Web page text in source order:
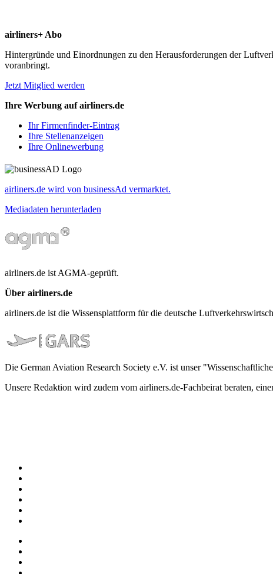
airliners+ Abo
Hintergründe und Einordnungen zu den Herausforderungen der
voranbringt.
Jetzt Mitglied werden
Ihre Werbung auf airliners.de
Ihr Firmenfinder-Eintrag
Ihre Stellenanzeigen
Ihre Onlinewerbung
airliners.de wird von businessAd vermarktet.
Mediadaten herunterladen
airliners.de ist AGMA-geprüft.
Über airliners.de
airliners.de ist die Wissensplattform für die deutsche
Die German Aviation Research Society e.V. ist unser
Unsere Redaktion wird zudem vom airliners.de-Fachbeirat beraten,